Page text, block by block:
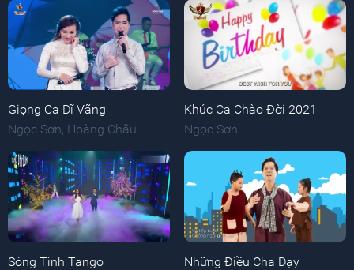
Giọng Ca Dĩ Vãng
Ngọc Sơn, Hoàng Châu
Khúc Ca Chào Đời 2021
Ngọc Sơn
Sóng Tình Tango
Những Điều Cha Dạy